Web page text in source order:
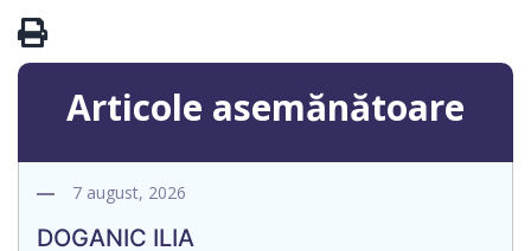
Articole asemănătoare
7 august, 2026
DOGANIC ILIA